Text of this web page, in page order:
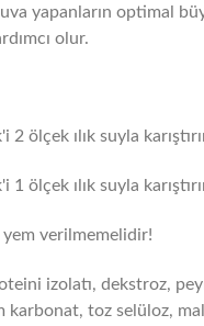
yapanların optimal
olur.
ölçek ılık suyla
ölçek ılık suyla
verilmemelidir!
izolatı, dekstroz,
karbonat, toz selüloz,